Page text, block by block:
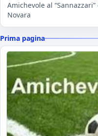
Amichevole al
Novara
Prima pagina